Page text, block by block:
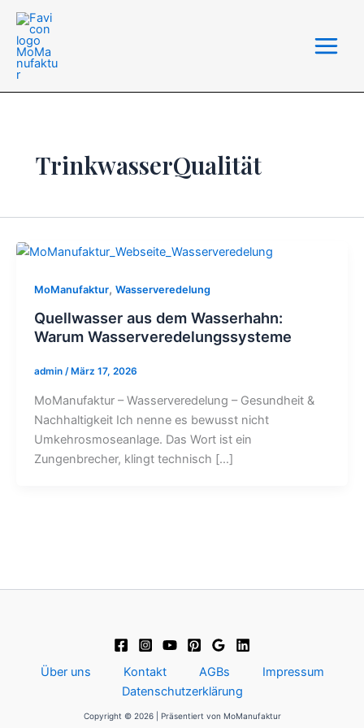
Zum
Inhalt
springen
TrinkwasserQualität
MoManufaktur, Wasserveredelung
Quellwasser aus dem Wasserhahn:
Warum Wasserveredelungssysteme
admin / März 17, 2026
MoManufaktur – Wasserveredelung – Gesundheit &
Nachhaltigkeit Ich nenne es bewusst nicht
Umkehrosmoseanlage. Das Wort ist ein
Zungenbrecher, klingt technisch […]
Über uns Kontakt AGBs
Impressum
Datenschutzerklärung
Copyright © 2026 | Präsentiert von MoManufaktur